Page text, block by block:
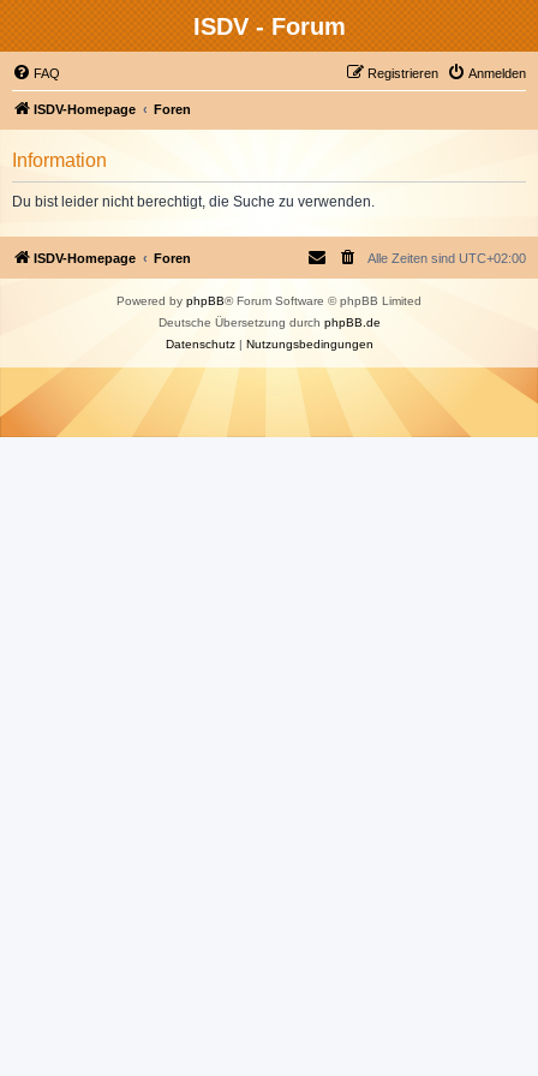
ISDV - Forum
FAQ Anmelden
Registrieren
ISDV-Homepage Foren
Information
Du bist leider nicht berechtigt, die Suche zu verwenden.
ISDV-Homepage Foren Alle Zeiten sind UTC+02:00
Powered by phpBB® Forum Software © phpBB Limited
Deutsche Übersetzung durch phpBB.de
Datenschutz| Nutzungsbedingungen